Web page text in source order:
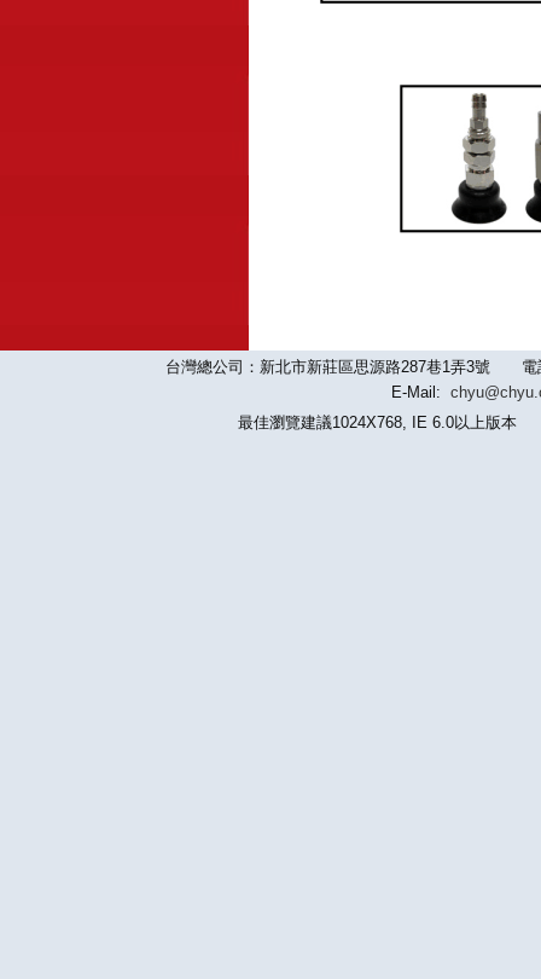
台灣總公司：新北市新莊區思源路287巷1弄3號
E-Mail:
最佳瀏覽建議1024X768, IE 6.0以上版本